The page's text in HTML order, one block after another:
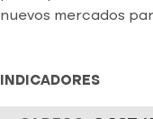
nuevos mercados
INDICADORES